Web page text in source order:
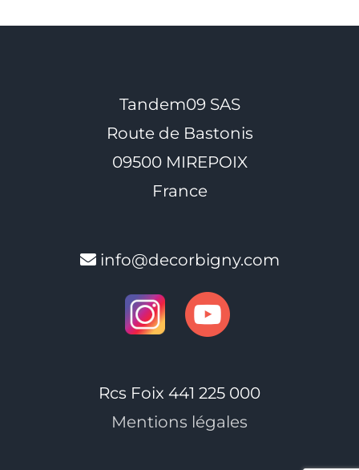
Tandem09 SAS
Route de Bastonis
09500 MIREPOIX
France
info@decorbigny.com
Rcs Foix 441 225 000
Mentions légales